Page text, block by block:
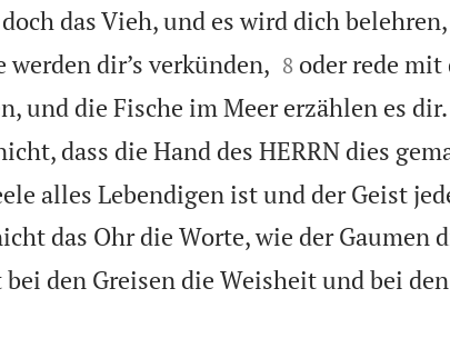
das Vieh, und es wird dich
dir’s verkünden,
8 oder rede mit
und die Fische im Meer erzählen es dir.
dass die Hand des HERRN dies
alles Lebendigen ist und der Geist
das Ohr die Worte, wie der Gaumen
den Greisen die Weisheit und bei